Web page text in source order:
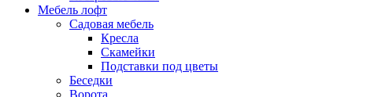
Мебель лофт
Садовая мебель
Кресла
Скамейки
Подставки под цветы
Беседки
Ворота